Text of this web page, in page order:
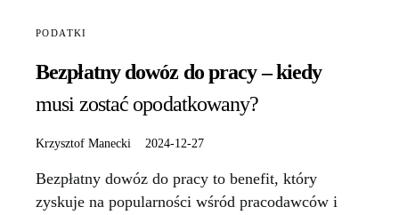
PODATKI
Bezpłatny dowóz do pracy – kiedy
musi zostać opodatkowany?
Krzysztof Manecki 2024-12-27
Bezpłatny dowóz do pracy to benefit, który
zyskuje na popularności wśród pracodawców i